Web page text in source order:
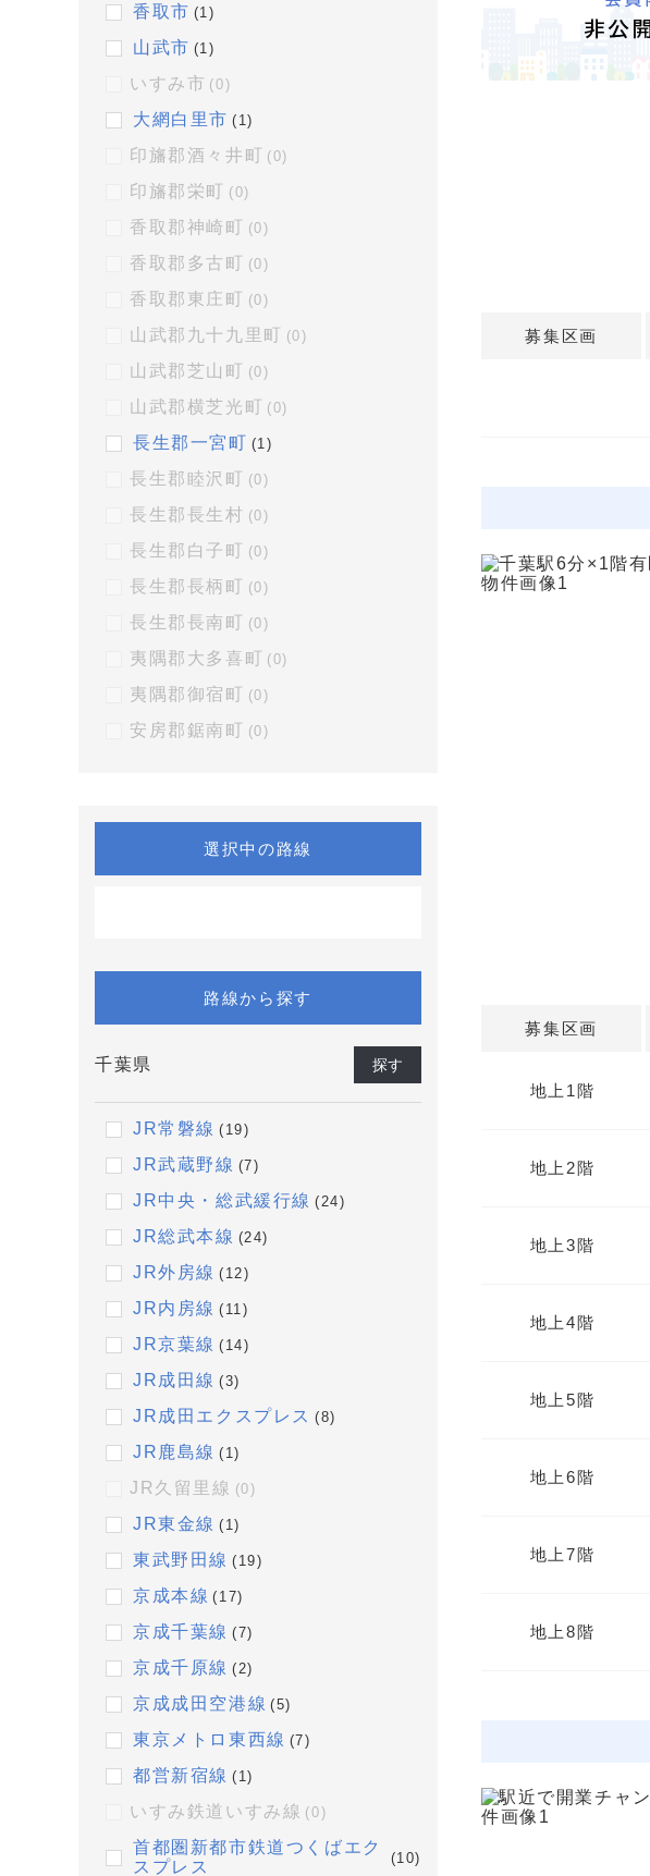
香取市 (1)
山武市 (1)
いすみ市 (0)
大網白里市 (1)
印旛郡酒々井町 (0)
印旛郡栄町 (0)
香取郡神崎町 (0)
香取郡多古町 (0)
香取郡東庄町 (0)
山武郡九十九里町 (0)
山武郡芝山町 (0)
山武郡横芝光町 (0)
長生郡一宮町 (1)
長生郡睦沢町 (0)
長生郡長生村 (0)
長生郡白子町 (0)
長生郡長柄町 (0)
長生郡長南町 (0)
夷隅郡大多喜町 (0)
夷隅郡御宿町 (0)
安房郡鋸南町 (0)
選択中の路線
路線から探す
千葉県 探す
JR常磐線 (19)
JR武蔵野線 (7)
JR中央・総武緩行線 (24)
JR総武本線 (24)
JR外房線 (12)
JR内房線 (11)
JR京葉線 (14)
JR成田線 (3)
JR成田エクスプレス (8)
JR鹿島線 (1)
JR久留里線 (0)
JR東金線 (1)
東武野田線 (19)
京成本線 (17)
京成千葉線 (7)
京成千原線 (2)
京成成田空港線 (5)
東京メトロ東西線 (7)
都営新宿線 (1)
いすみ鉄道いすみ線 (0)
首都圏新都市鉄道つくばエク
スプレス
(10)
募集区画
募集区画
地上1階
地上2階
地上3階
地上4階
地上5階
地上6階
地上7階
地上8階